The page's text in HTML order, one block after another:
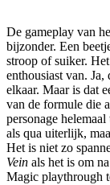
De gameplay van
bijzonder. Een
stroop of suiker.
enthousiast van.
elkaar. Maar is dat
van de formule die
personage
als qua uiterlijk,
Het is niet zo
Vein als het is om
Magic playthrough